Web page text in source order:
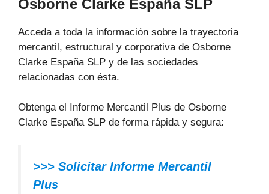
Osborne Clarke España SLP
Acceda a toda la información sobre la trayectoria
mercantil, estructural y corporativa de Osborne
Clarke España SLP y de las sociedades
relacionadas con ésta.
Obtenga el Informe Mercantil Plus de Osborne
Clarke España SLP de forma rápida y segura:
>>> Solicitar Informe Mercantil
Plus